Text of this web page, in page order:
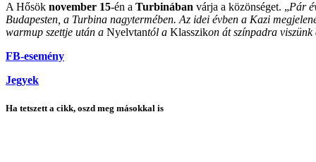
A Hősök november 15-én a Turbinában várja a közönséget. „Pár
Budapesten, a Turbina nagytermében. Az idei évben a Kazi
warmup szettje után a Nyelvtantól a Klasszikon át színpadra
FB-esemény
Jegyek
Ha tetszett a cikk, oszd meg másokkal is